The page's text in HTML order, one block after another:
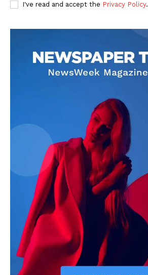
Contact us
Subscription Plans
My account
I've read and accept the Privacy Policy.